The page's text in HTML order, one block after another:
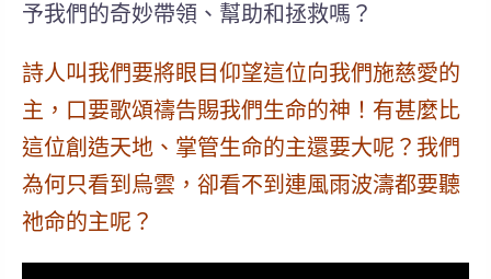
予我們的奇妙帶領、幫助和拯救嗎？
詩人叫我們要將眼目仰望這位向我們施慈愛的
主，口要歌頌禱告賜我們生命的神！有甚麼比
這位創造天地、掌管生命的主還要大呢？我們
為何只看到烏雲，卻看不到連風雨波濤都要聽
祂命的主呢？